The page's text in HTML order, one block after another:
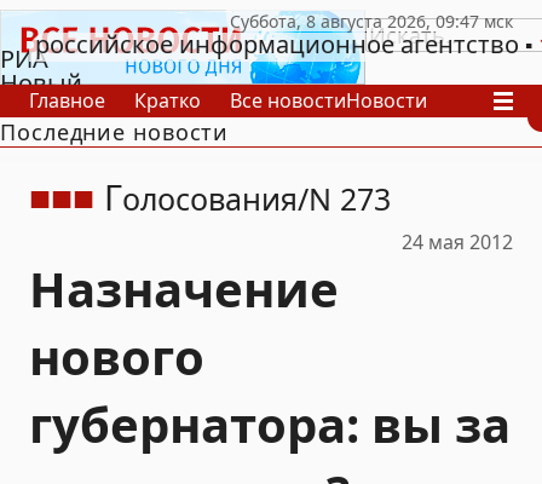
РИА
Новый
День
российское информационное агентство
Главное Кратко Все новостиНовости
В России
В мире
Последние новости
Голосования N 273
24 мая 2012
Назначение
нового
губернатора: вы за